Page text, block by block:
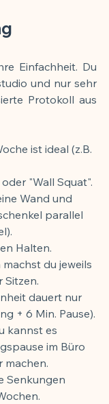
Einfachheit. Du
und nur sehr
Protokoll aus
ist ideal (z.B.
"Wall Squat".
Wand und
parallel
Halten.
du jeweils
Sitzen.
dauert nur
+ 6 Min. Pause).
kannst es
im Büro
machen.
Senkungen